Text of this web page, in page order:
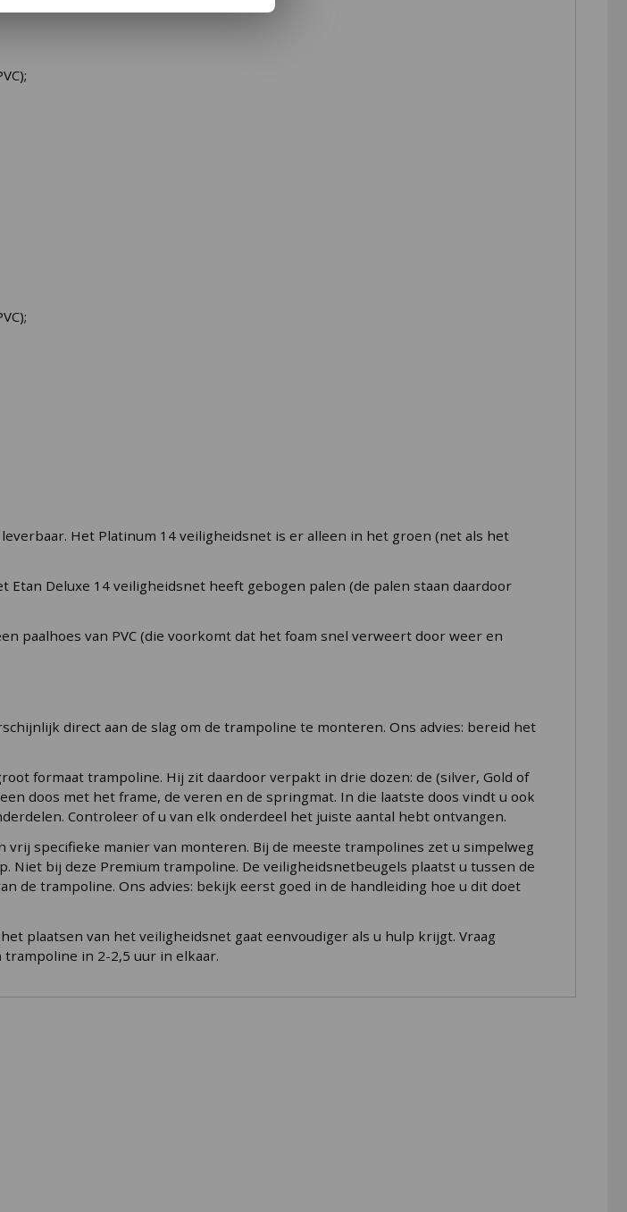
Het Platinum 14 veiligheidsnet is er alleen in het groen (net als het
Deluxe 14 veiligheidsnet heeft gebogen palen (de palen staan daardoor
paalhoes van PVC (die voorkomt dat het foam snel verweert door weer en
direct aan de slag om de trampoline te monteren. Ons advies: bereid het
formaat trampoline. Hij zit daardoor verpakt in drie dozen: de (silver, Gold of
doos met het frame, de veren en de springmat. In die laatste doos vindt u ook
Controleer of u van elk onderdeel het juiste aantal hebt ontvangen.
specifieke manier van monteren. Bij de meeste trampolines zet u simpelweg
bij deze Premium trampoline. De veiligheidsnetbeugels plaatst u tussen de
de trampoline. Ons advies: bekijk eerst goed in de handleiding hoe u dit doet
plaatsen van het veiligheidsnet gaat eenvoudiger als u hulp krijgt. Vraag
in 2-2,5 uur in elkaar.